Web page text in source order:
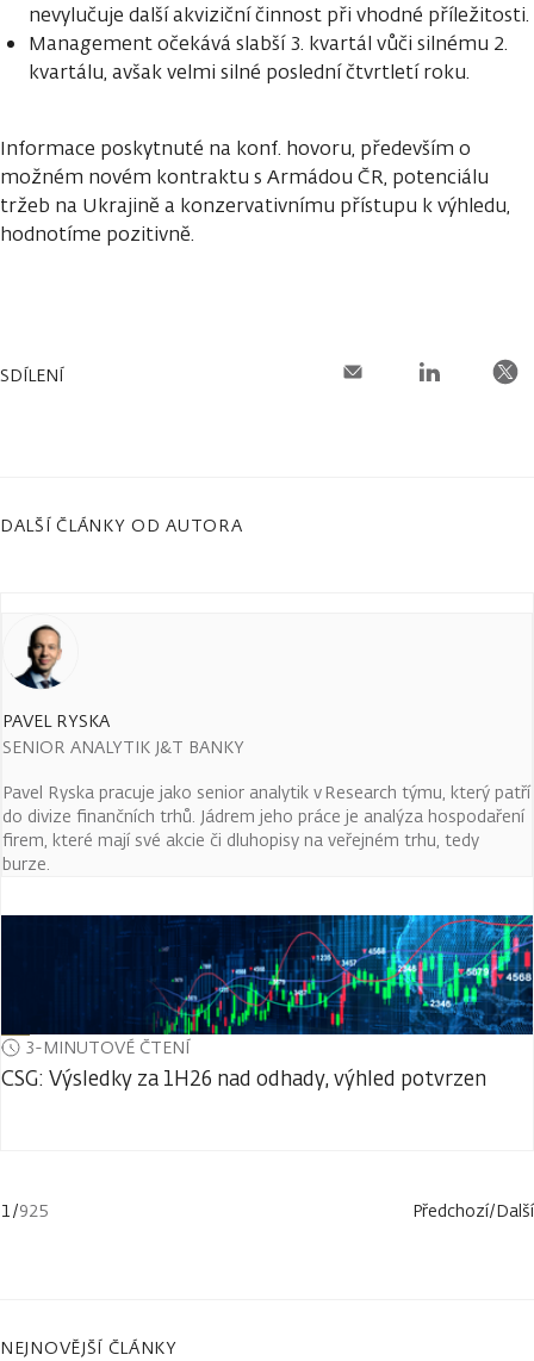
nevylučuje další akviziční činnost při vhodné příležitosti.
Management očekává slabší 3. kvartál vůči silnému 2.
kvartálu, avšak velmi silné poslední čtvrtletí roku.
Informace poskytnuté na konf. hovoru, především o
možném novém kontraktu s Armádou ČR, potenciálu
tržeb na Ukrajině a konzervativnímu přístupu k výhledu,
hodnotíme pozitivně.
SDÍLENÍ
DALŠÍ ČLÁNKY OD AUTORA
PAVEL RYSKA
SENIOR ANALYTIK J&T BANKY
Pavel Ryska pracuje jako senior analytik v Research týmu, který patří
do divize finančních trhů. Jádrem jeho práce je analýza hospodaření
firem, které mají své akcie či dluhopisy na veřejném trhu, tedy
burze.
3-MINUTOVÉ ČTENÍ
CSG: Výsledky za 1H26 nad odhady, výhled potvrzen
1/925 Předchozí/Další
NEJNOVĚJŠÍ ČLÁNKY